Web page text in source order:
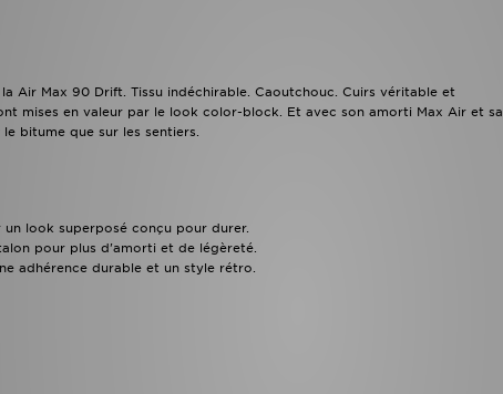
Air Max 90 Drift. Tissu indéchirable. Caoutchouc. Cuirs véritable et
mises en valeur par le look color-block. Et avec son amorti Max Air et sa
bitume que sur les sentiers.
look superposé conçu pour durer.
pour plus d'amorti et de légèreté.
adhérence durable et un style rétro.